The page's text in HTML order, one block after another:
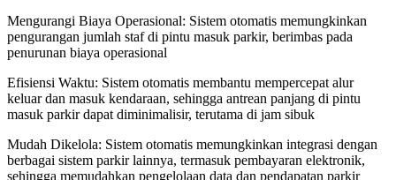
Mengurangi Biaya Operasional: Sistem otomatis memungkinkan
pengurangan jumlah staf di pintu masuk parkir, berimbas pada
penurunan biaya operasional
Efisiensi Waktu: Sistem otomatis membantu mempercepat alur
keluar dan masuk kendaraan, sehingga antrean panjang di pintu
masuk parkir dapat diminimalisir, terutama di jam sibuk
Mudah Dikelola: Sistem otomatis memungkinkan integrasi dengan
berbagai sistem parkir lainnya, termasuk pembayaran elektronik,
sehingga memudahkan pengelolaan data dan pendapatan parkir